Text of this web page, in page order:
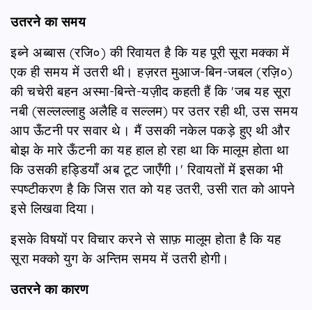
उतरने का समय
इब्ने अब्बास (रजि०) की रिवायत है कि यह पूरी सूरा मक्का में
एक ही समय में उतरी थी। हज़रत मुआज-बिन-जबल (रज़ि०)
की चचेरी बहन अस्मा-बिन्ते-यज़ीद कहती हैं कि 'जब यह सूरा
नबी (सल्लल्लाहु अलैहि व सल्लम) पर उतर रही थी, उस समय
आप ऊँटनी पर सवार थे। मैं उसकी नकेल पकड़े हुए थी और
बोझ के मारे ऊँटनी का यह हाल हो रहा था कि मालूम होता था
कि उसकी हड्डियाँ अब टूट जाएँगी।' रिवायतों में इसका भी
स्पष्टीकरण है कि जिस रात को यह उतरी, उसी रात को आपने
इसे लिखवा दिया।
इसके विषयों पर विचार करने से साफ़ मालूम होता है कि यह
सूरा मक्को युग के अन्तिम समय में उतरी होगी।
उतरने का कारण